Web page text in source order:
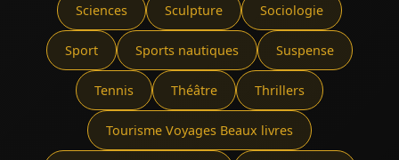
Sciences Sculpture Sociologie
Sport Sports nautiques Suspense
Tennis Théâtre Thrillers
Tourisme Voyages Beaux livres